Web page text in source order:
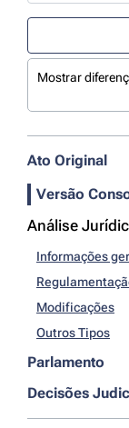
Use a tecla de
Mostrar
Ato Original
Versão
Análise
Informações
Modificações
Outros Tipos
Parlamento
Decisões